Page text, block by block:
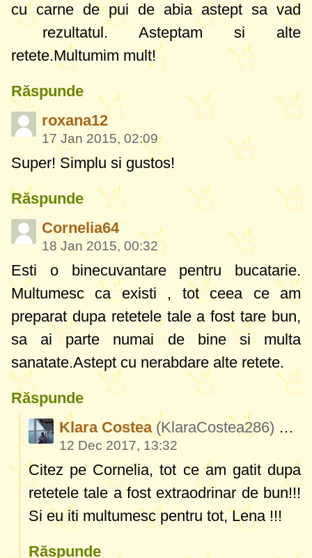
cu carne de pui de abia astept sa vad
rezultatul. Asteptam si alte
retete.Multumim mult!
Răspunde
roxana12
17 Jan 2015, 02:09
Super! Simplu si gustos!
Răspunde
Cornelia64
18 Jan 2015, 00:32
Esti o binecuvantare pentru bucatarie.
Multumesc ca existi , tot ceea ce am
preparat dupa retetele tale a fost tare bun,
sa ai parte numai de bine si multa
sanatate.Astept cu nerabdare alte retete.
Răspunde
Klara Costea(KlaraCostea286)
12 Dec 2017, 13:32
Citez pe Cornelia, tot ce am gatit dupa
retetele tale a fost extraodrinar de bun!!!
Si eu iti multumesc pentru tot, Lena !!!
Răspunde